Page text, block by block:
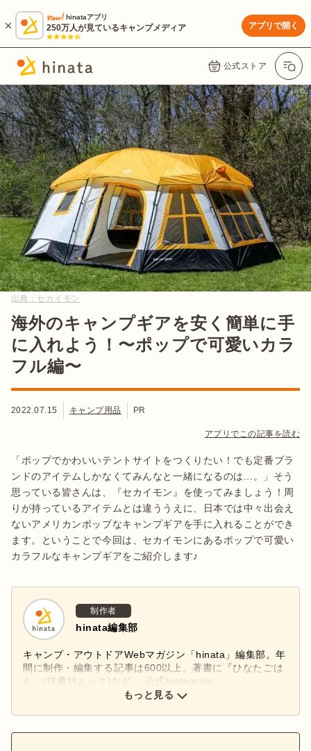
hinataアプリ
250万人が見ているキャンプメディア アプリで開く
公式ストア
出典： セカイモン
海外のキャンプギアを安く簡単に手
に入れよう！〜ポップで可愛いカラ
フル編〜
2022.07.15 キャンプ用品 PR
アプリでこの記事を読む
「ポップでかわいいテントサイトをつくりたい！でも定番ブラ
ンドのアイテムしかなくてみんなと一緒になるのは...。」そう
思っている皆さんは、『セカイモン』を使ってみましょう！周
りが持っているアイテムとは違ううえに、日本では中々出会え
ないアメリカンポップなキャンプギアを手に入れることができ
ます。ということで今回は、セカイモンにあるポップで可愛い
カラフルなキャンプギアをご紹介します♪
制作者
hinata編集部
キャンプ・アウトドアWebマガジン「hinata」編集部。年
間に制作・編集する記事は600以上。著書に『ひなたごは
ん』(扶桑社ムック)など。 公式Instagram：
もっと見る